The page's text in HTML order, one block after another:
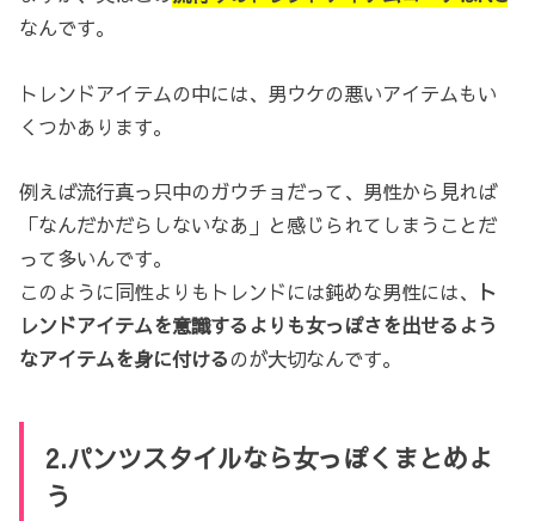
なんです。
トレンドアイテムの中には、男ウケの悪いアイテムもい
くつかあります。
例えば流行真っ只中のガウチョだって、男性から見れば
「なんだかだらしないなあ」と感じられてしまうことだ
って多いんです。
このように同性よりもトレンドには鈍めな男性には、
ト
レンドアイテムを意識するよりも女っぽさを出せるよう
なアイテムを身に付けるのが大切なんです。
2.パンツスタイルなら女っぽくまとめよ
う